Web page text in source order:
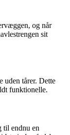
og når
sit
uden tårer. Dette
funktionelle.
til endnu en